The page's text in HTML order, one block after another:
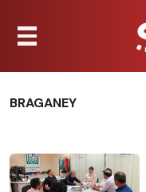
BRAGANEY